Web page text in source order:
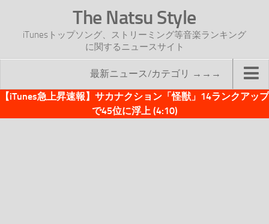
The Natsu Style
iTunesトップソング、ストリーミング等音楽ランキング
に関するニュースサイト
最新ニュース/カテゴリ →→→
TOP
【iTunes急上昇速報】サカナクション「怪獣」14ランクアップ
で45位に浮上 (4:10)